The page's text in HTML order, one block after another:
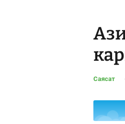
Саясат